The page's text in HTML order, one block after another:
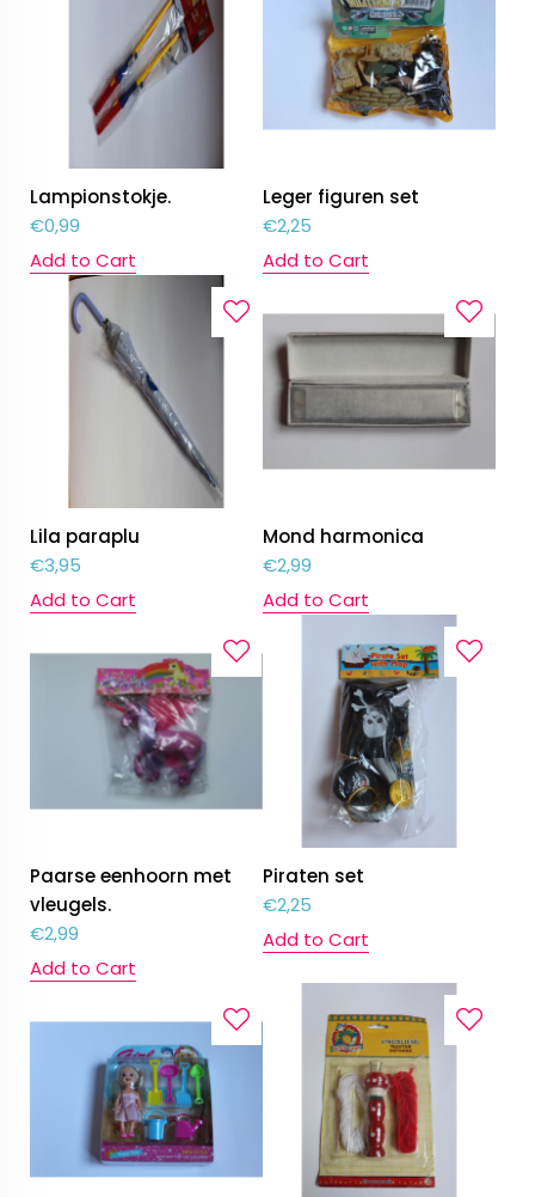
Lampionstokje.
€0,99
Add to Cart
Leger figuren set
€2,25
Add to Cart
Lila paraplu
€3,95
Add to Cart
Mond harmonica
€2,99
Add to Cart
Paarse eenhoorn met
vleugels.
€2,99
Add to Cart
Piraten set
€2,25
Add to Cart